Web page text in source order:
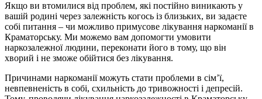
Якщо ви втомилися від проблем, які постійно виникають у
вашій родині через залежність когось із близьких, ви задаєте
собі питання – чи можливо примусове лікування наркоманії в
Краматорську. Ми можемо вам допомогти умовити
наркозалежної людини, переконати його в тому, що він
хворий і не зможе обійтися без лікування.
Причинами наркоманії можуть стати проблеми в сім’ї,
невпевненість в собі, схильність до тривожності і депресій.